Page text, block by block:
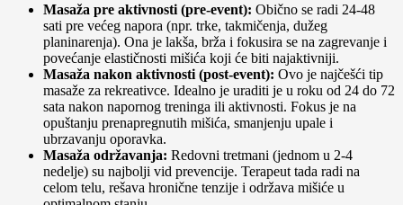
Masaža pre aktivnosti (pre-event): Obično se radi 24-48
sati pre većeg napora (npr. trke, takmičenja, dužeg
planinarenja). Ona je lakša, brža i fokusira se na zagrevanje i
povećanje elastičnosti mišića koji će biti najaktivniji.
Masaža nakon aktivnosti (post-event): Ovo je najčešći tip
masaže za rekreativce. Idealno je uraditi je u roku od 24 do 72
sata nakon napornog treninga ili aktivnosti. Fokus je na
opuštanju prenapregnutih mišića, smanjenju upale i
ubrzavanju oporavka.
Masaža održavanja: Redovni tretmani (jednom u 2-4
nedelje) su najbolji vid prevencije. Terapeut tada radi na
celom telu, rešava hronične tenzije i održava mišiće u